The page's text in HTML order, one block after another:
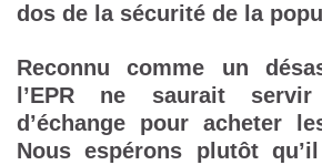
dos de la sécurité de la
Reconnu comme un
l’EPR ne saurait
d’échange pour acheter
Nous espérons plutôt